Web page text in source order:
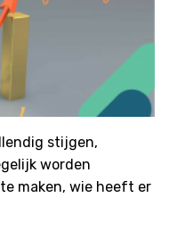
stijgen,
worden
maken, wie heeft er